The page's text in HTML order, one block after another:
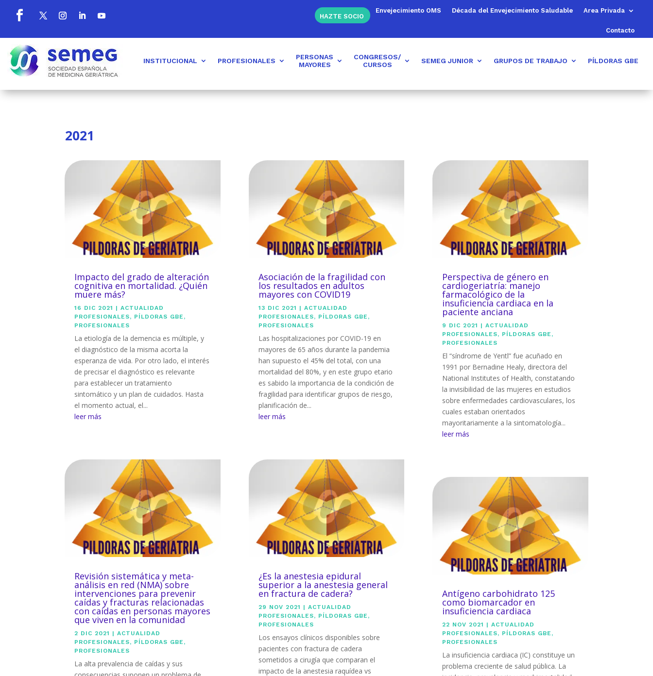
HAZTE SOCIO
Envejecimiento OMS Década del Envejecimiento Saludable Area Privada
Contacto
INSTITUCIONAL PROFESIONALES
PERSONAS
MAYORES
CONGRESOS/
CURSOS
SEMEG JUNIOR GRUPOS DE TRABAJO PÍLDORAS GBE
2021
Impacto del grado de alteración
cognitiva en mortalidad. ¿Quién
muere más?
16 DIC 2021 |ACTUALIDAD
PROFESIONALES, PÍLDORAS GBE ,
PROFESIONALES
La etiología de la demencia es múltiple, y
el diagnóstico de la misma acorta la
esperanza de vida. Por otro lado, el interés
de precisar el diagnóstico es relevante
para establecer un tratamiento
sintomático y un plan de cuidados. Hasta
el momento actual, el...
leer más
Revisión sistemática y meta-
análisis en red (NMA) sobre
intervenciones para prevenir
caídas y fracturas relacionadas
con caídas en personas mayores
que viven en la comunidad
2 DIC 2021 |ACTUALIDAD
PROFESIONALES, PÍLDORAS GBE ,
PROFESIONALES
La alta prevalencia de caídas y sus
Asociación de la fragilidad con
los resultados en adultos
mayores con COVID19
13 DIC 2021 | ACTUALIDAD
PROFESIONALES, PÍLDORAS GBE ,
PROFESIONALES
Las hospitalizaciones por COVID-19 en
mayores de 65 años durante la pandemia
han supuesto el 45% del total, con una
mortalidad del 80%, y en este grupo etario
es sabido la importancia de la condición de
fragilidad para identificar grupos de riesgo,
planificación de...
leer más
¿Es la anestesia epidural
superior a la anestesia general
en fractura de cadera?
29 NOV 2021 | ACTUALIDAD
PROFESIONALES, PÍLDORAS GBE ,
PROFESIONALES
Los ensayos clínicos disponibles sobre
pacientes con fractura de cadera
sometidos a cirugía que comparan el
impacto de la anestesia raquídea vs
Perspectiva de género en
cardiogeriatría: manejo
farmacológico de la
insuficiencia cardiaca en la
paciente anciana
9 DIC 2021 | ACTUALIDAD
PROFESIONALES, PÍLDORAS GBE ,
PROFESIONALES
El “síndrome de Yentl” fue acuñado en
1991 por Bernadine Healy, directora del
National Institutes of Health, constatando
la invisibilidad de las mujeres en estudios
sobre enfermedades cardiovasculares, los
cuales estaban orientados
mayoritariamente a la sintomatología...
leer más
Antígeno carbohidrato 125
como biomarcador en
insuficiencia cardiaca
22 NOV 2021 | ACTUALIDAD
PROFESIONALES, PÍLDORAS GBE ,
PROFESIONALES
La insuficiencia cardiaca (IC) constituye un
problema creciente de salud pública. La